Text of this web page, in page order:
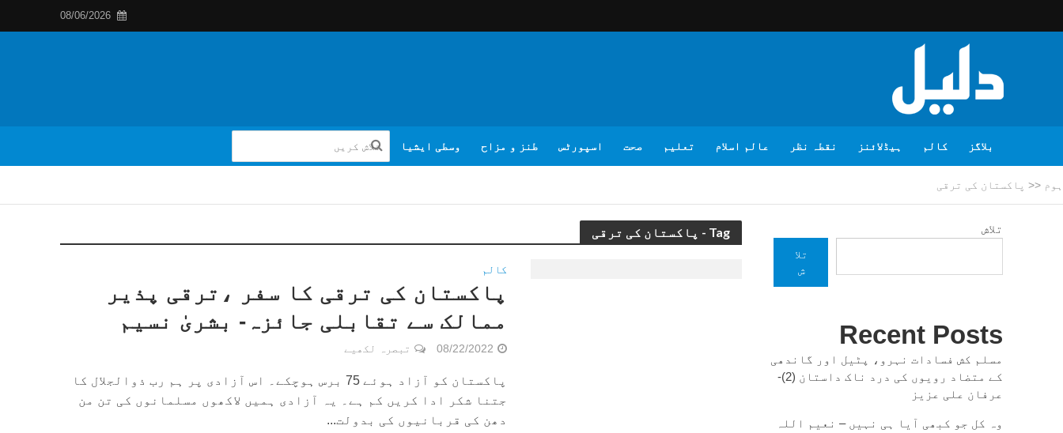
08/06/2026
بلاگز کالم ہیڈلائنز نقطہ نظر عالم اسلام تعلیم صحت اسپورٹس طنز و مزاح وسطی ایشیا
ہوم << پاکستان کی ترقی
Tag - پاکستان کی ترقی
کالم
پاکستان کی ترقی کا سفر ،ترقی پذیر
ممالک سے تقابلی جائزہ- بشریٰ نسیم
08/22/2022 تبصرہ لکھیے
پاکستان کو آزاد ہوئے 75 برس ہوچکے۔ اس آزادی پر ہم رب ذوالجلال کا
جتنا شکر ادا کریں کم ہے۔ یہ آزادی ہمیں لاکھوں مسلمانوں کی تن من
دھن کی قربانیوں کی بدولت...
تلاش
تلا
ش
Recent Posts
مسلم کش فسادات نہرو، پٹیل اور گاندھی
کے متضاد رویوں کی درد ناک داستان (2)-
عرفان علی عزیز
وہ کل جو کبھی آیا ہی نہیں – نعیم اللہ